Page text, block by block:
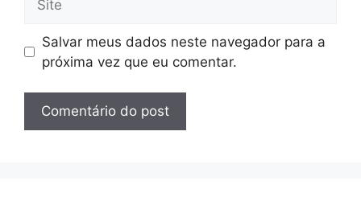
Salvar meus dados neste navegador para a
próxima vez que eu comentar.